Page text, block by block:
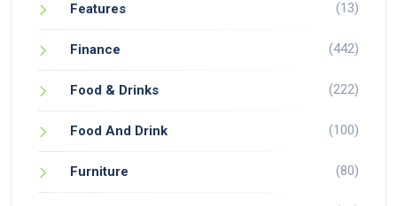
Features (13)
Finance (442)
Food & Drinks (222)
Food And Drink (100)
Furniture (80)